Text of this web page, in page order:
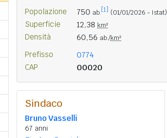
Popolazione 750 ab. [1] (01/01/2026 - Istat)
Superficie 12,38 km²
Densità 60,56 ab./km²
Prefisso 0774
CAP 00020
Sindaco
Bruno Vasselli
67 anni